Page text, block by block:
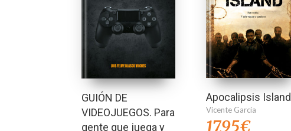
GUIÓN DE
VIDEOJUEGOS. Para
gente que juega y
Apocalipsis Island
Vicente García
17,95€